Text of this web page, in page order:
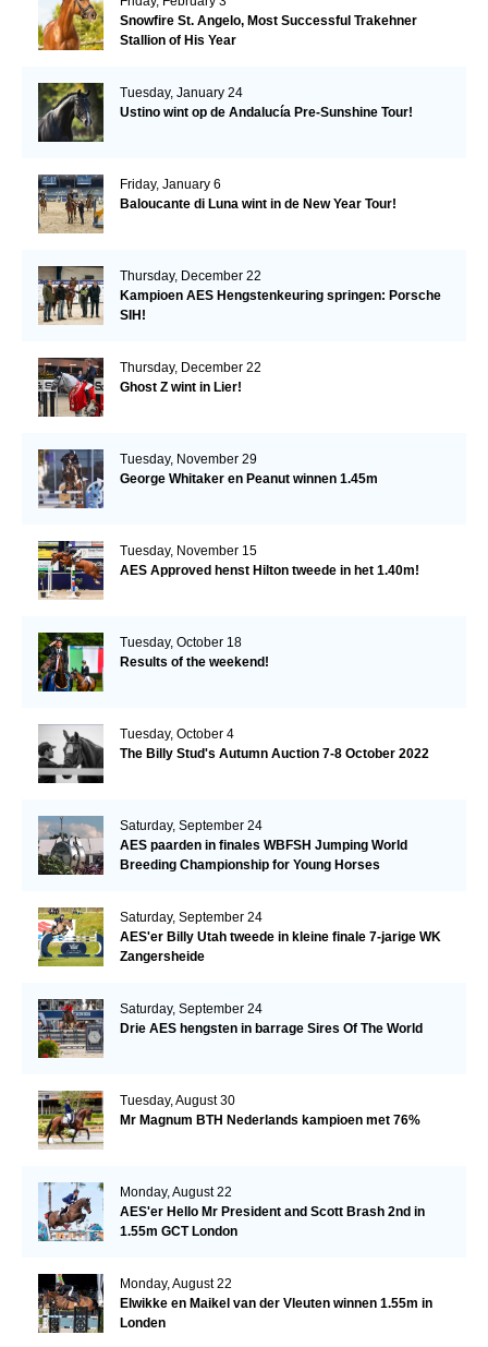
Snowfire St. Angelo, Most Successful Trakehner
Stallion of His Year
Tuesday, January 24
Ustino wint op de Andalucía Pre-Sunshine Tour!
Friday, January 6
Baloucante di Luna wint in de New Year Tour!
Thursday, December 22
Kampioen AES Hengstenkeuring springen: Porsche
SIH!
Thursday, December 22
Ghost Z wint in Lier!
Tuesday, November 29
George Whitaker en Peanut winnen 1.45m
Tuesday, November 15
AES Approved henst Hilton tweede in het 1.40m!
Tuesday, October 18
Results of the weekend!
Tuesday, October 4
The Billy Stud's Autumn Auction 7-8 October 2022
Saturday, September 24
AES paarden in finales WBFSH Jumping World
Breeding Championship for Young Horses
Saturday, September 24
AES'er Billy Utah tweede in kleine finale 7-jarige WK
Zangersheide
Saturday, September 24
Drie AES hengsten in barrage Sires Of The World
Tuesday, August 30
Mr Magnum BTH Nederlands kampioen met 76%
Monday, August 22
AES'er Hello Mr President and Scott Brash 2nd in
1.55m GCT London
Monday, August 22
Elwikke en Maikel van der Vleuten winnen 1.55m in
Londen